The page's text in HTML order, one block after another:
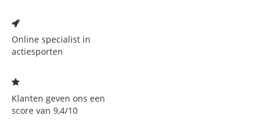
verlanglijst
Online specialist in
actiesporten
Klanten geven ons een
score van 9,4/10